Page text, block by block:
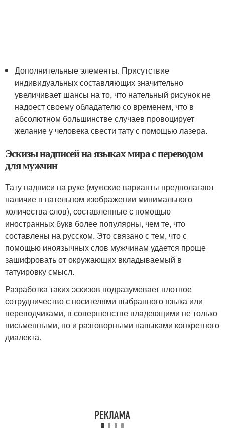
Дополнительные элементы. Присутствие
индивидуальных составляющих значительно
увеличивает шансы на то, что нательный рисунок не
надоест своему обладателю со временем, что в
абсолютном большинстве случаев провоцирует
желание у человека свести тату с помощью лазера.
Эскизы надписей на языках мира с переводом
для мужчин
Тату надписи на руке (мужские варианты предполагают
наличие в нательном изображении минимального
количества слов), составленные с помощью
иностранных букв более популярны, чем те, что
составлены на русском. Это связано с тем, что с
помощью иноязычных слов мужчинам удается проще
зашифровать от окружающих вкладываемый в
татуировку смысл.
Разработка таких эскизов подразумевает плотное
сотрудничество с носителями выбранного языка или
переводчиками, в совершенстве владеющими не только
письменными, но и разговорными навыками конкретного
диалекта.